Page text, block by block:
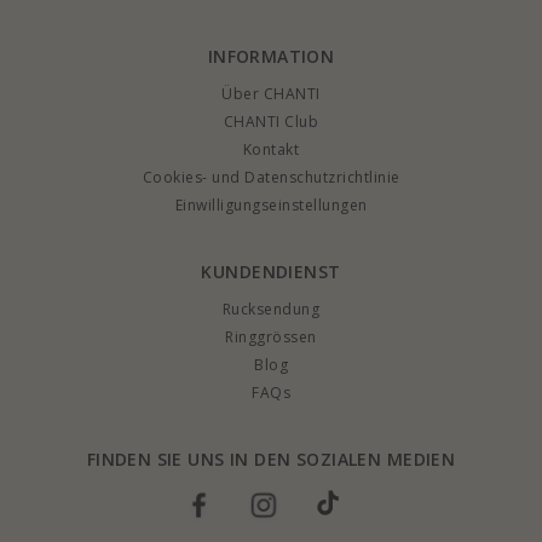
INFORMATION
Über CHANTI
CHANTI Club
Kontakt
Cookies- und Datenschutzrichtlinie
Einwilligungseinstellungen
KUNDENDIENST
Rucksendung
Ringgrössen
Blog
FAQs
FINDEN SIE UNS IN DEN SOZIALEN MEDIEN